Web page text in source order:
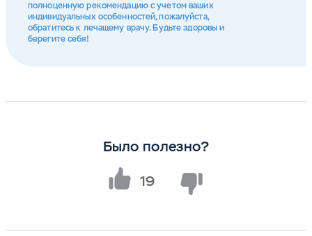
полноценную рекомендацию с учетом ваших
индивидуальных особенностей, пожалуйста,
обратитесь к лечащему врачу. Будьте здоровы и
берегите себя!
Было полезно?
19